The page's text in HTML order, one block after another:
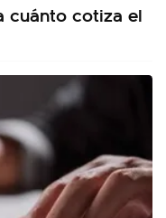
cuánto cotiza el